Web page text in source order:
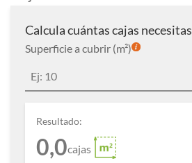
Calcula cuántas cajas necesitas
Superficie a cubrir (m²)
Resultado:
0,0cajas